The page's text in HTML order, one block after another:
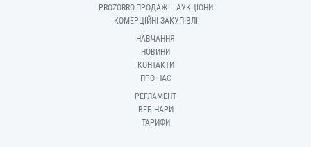
PROZORRO.ПРОДАЖІ - АУКЦІОНИ
КОМЕРЦІЙНІ ЗАКУПІВЛІ
НАВЧАННЯ
НОВИНИ
КОНТАКТИ
ПРО НАС
РЕГЛАМЕНТ
ВЕБІНАРИ
ТАРИФИ